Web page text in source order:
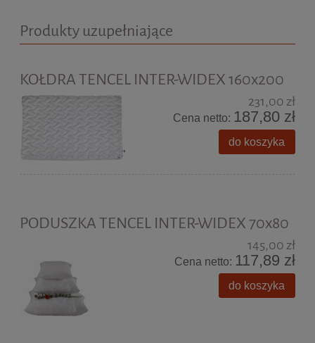
Produkty uzupełniające
KOŁDRA TENCEL INTER-WIDEX 160x200
231,00 zł
Cena netto: 187,80 zł
do koszyka
PODUSZKA TENCEL INTER-WIDEX 70x80
145,00 zł
Cena netto: 117,89 zł
do koszyka